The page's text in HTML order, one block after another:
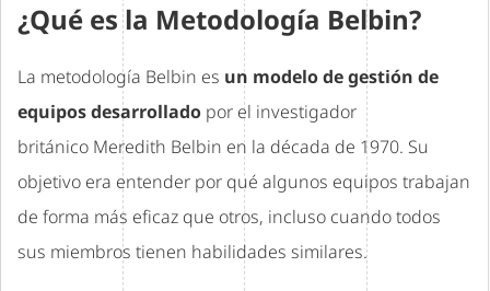
¿Qué es la Metodología Belbin?
La metodología Belbin es un modelo de gestión de
equipos desarrollado por el investigador
británico Meredith Belbin en la década de 1970. Su
objetivo era entender por qué algunos equipos trabajan
de forma más eficaz que otros, incluso cuando todos
sus miembros tienen habilidades similares.